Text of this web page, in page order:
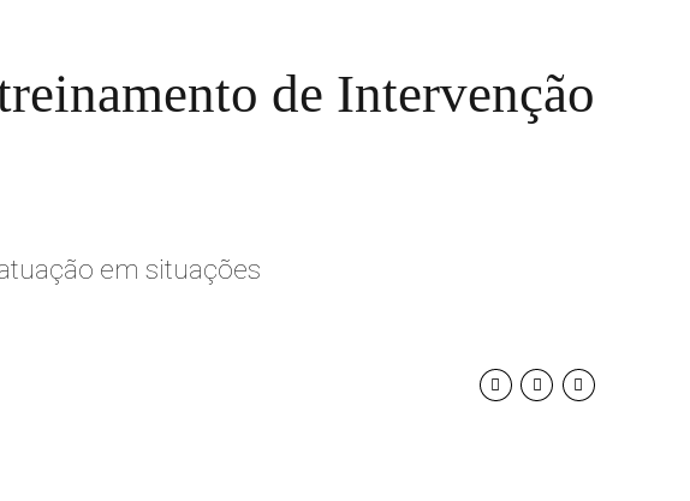
de Intervenção
em situações